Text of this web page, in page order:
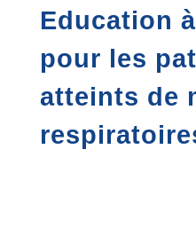
Education
pour les
atteints de